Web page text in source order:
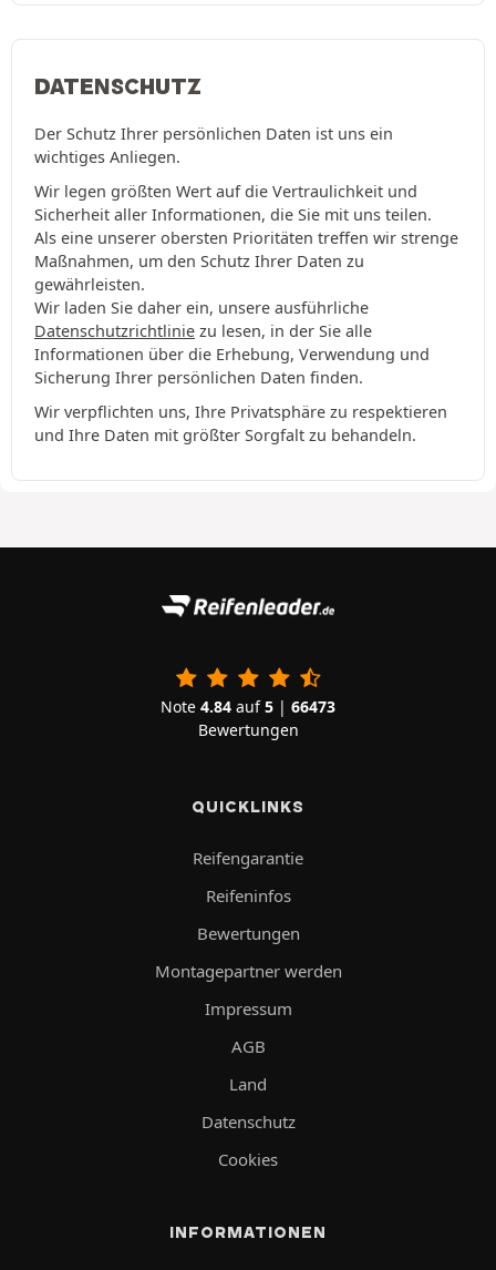
DATENSCHUTZ
Der Schutz Ihrer persönlichen Daten ist uns ein
wichtiges Anliegen.
Wir legen größten Wert auf die Vertraulichkeit und
Sicherheit aller Informationen, die Sie mit uns teilen.
Als eine unserer obersten Prioritäten treffen wir strenge
Maßnahmen, um den Schutz Ihrer Daten zu
gewährleisten.
Wir laden Sie daher ein, unsere ausführliche
Datenschutzrichtlinie zu lesen, in der Sie alle
Informationen über die Erhebung, Verwendung und
Sicherung Ihrer persönlichen Daten finden.
Wir verpflichten uns, Ihre Privatsphäre zu respektieren
und Ihre Daten mit größter Sorgfalt zu behandeln.
Note 4.84 auf5 | 66473
Bewertungen
QUICKLINKS
Reifengarantie
Reifeninfos
Bewertungen
Montagepartner werden
Impressum
AGB
Land
Datenschutz
Cookies
INFORMATIONEN